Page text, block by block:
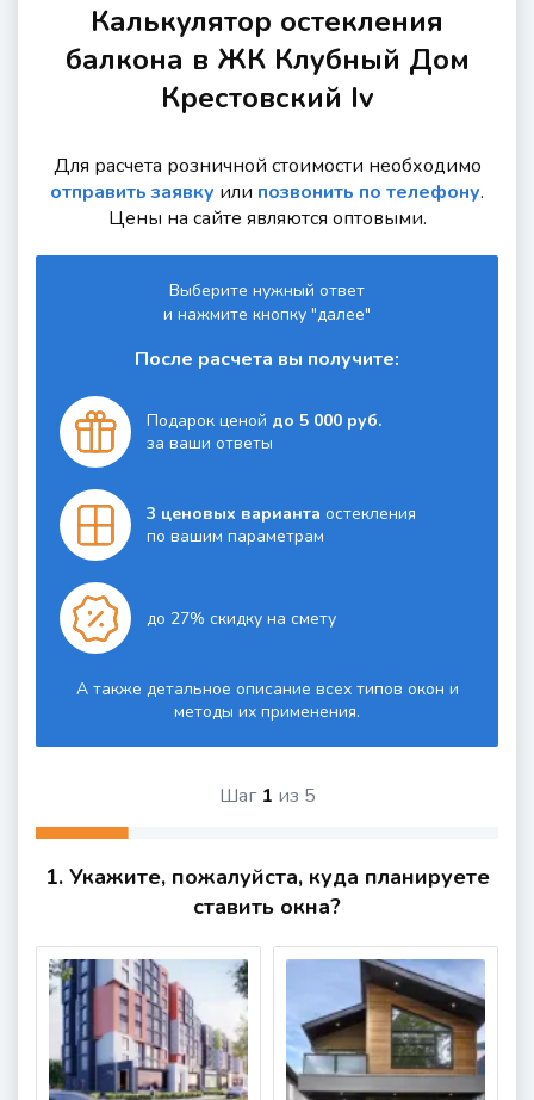
Калькулятор остекления
балкона в ЖК Клубный Дом
Крестовский Iv
Для расчета розничной стоимости необходимо
отправить заявку или позвонить по телефону.
Цены на сайте являются оптовыми.
Выберите нужный ответ
и нажмите кнопку "далее"
После расчета вы получите:
Подарок ценой до 5 000 руб.
за ваши ответы
3 ценовых вариантаостекления
по вашим параметрам
до 27% скидку на смету
А также детальное описание всех типов окон и
методы их применения.
Шаг 1 из 5
1. Укажите, пожалуйста, куда планируете
ставить окна?